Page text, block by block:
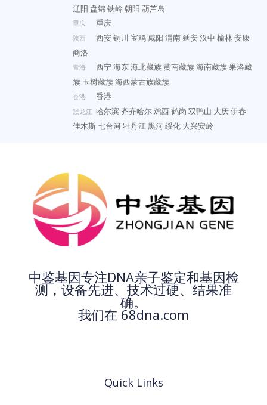
辽阳 盘锦铁岭朝阳 葫芦岛
重庆 重庆
陕西 西安铜川 宝鸡 咸阳 渭南延安汉中 榆林安康
商洛
青海 西宁海东海北藏族黄南藏族海南藏族果洛藏
族 玉树藏族海西蒙古族藏族
香港 香港
黑龙江 哈尔滨齐齐哈尔鸡西鹤岗 双鸭山 大庆伊春
佳木斯七台河牡丹江黑河绥化 大兴安岭
中鉴基因专注DNA亲子鉴定和基因检
测，设备先进、技术过硬、结果准
确。
我们在 68dna.com
Quick Links